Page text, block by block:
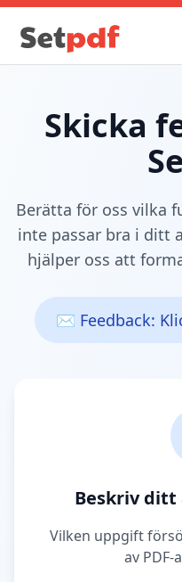
Skicka
Berätta för oss vilka
inte passar bra i ditt
hjälper oss att
✉️ Feedback:
Beskriv ditt
Vilken uppgift
av